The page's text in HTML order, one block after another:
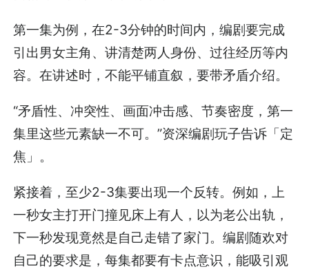
第一集为例，在2-3分钟的时间内，编剧要完成
引出男女主角、讲清楚两人身份、过往经历等内
容。在讲述时，不能平铺直叙，要带矛盾介绍。
“矛盾性、冲突性、画面冲击感、节奏密度，第一
集里这些元素缺一不可。”资深编剧玩子告诉「定
焦」。
紧接着，至少2-3集要出现一个反转。例如，上
一秒女主打开门撞见床上有人，以为老公出轨，
下一秒发现竟然是自己走错了家门。编剧随欢对
自己的要求是，每集都要有卡点意识，能吸引观